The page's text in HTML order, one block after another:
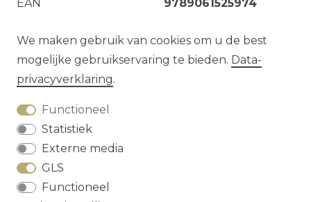
EAN
9789061525974
124 pages ; 21 cm.
Vraag over dit artikel?
We maken gebruik van cookies om u de best
mogelijke gebruikservaring te bieden. Data­
privacy­verklaring.
Functioneel
Statistiek
Externe media
GLS
Functioneel